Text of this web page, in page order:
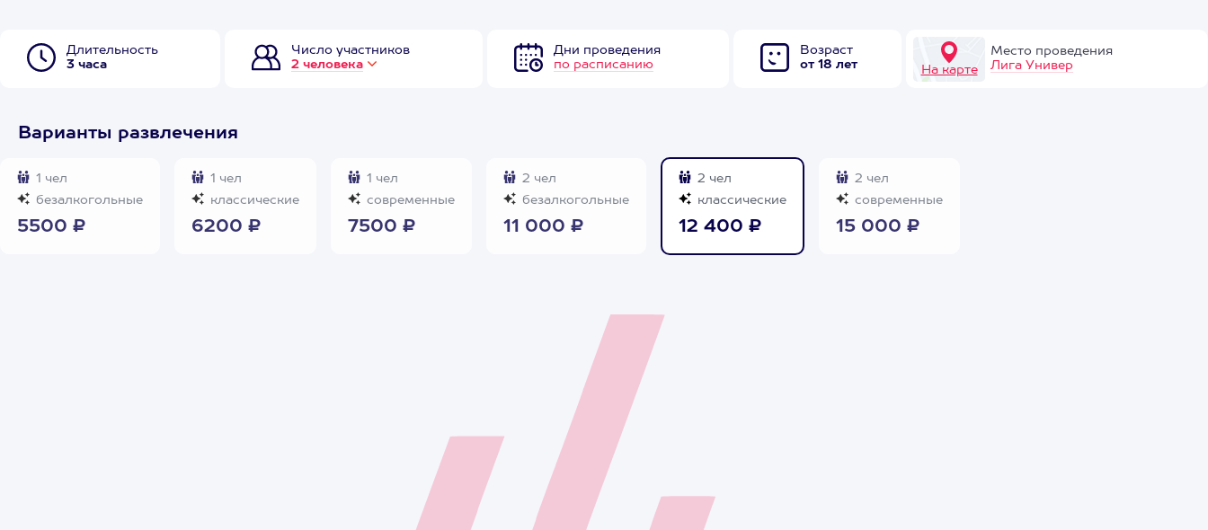
Длительность
3 часа
Число участников
2 человека
Дни проведения
по расписанию
Возраст
от 18 лет
На карте
Место проведения
Лига Универ
Варианты развлечения
1 чел
безалкогольные
5500 ₽
1 чел
классические
6200 ₽
1 чел
современные
7500 ₽
2 чел
безалкогольные
11 000 ₽
2 чел
классические
12 400 ₽
2 чел
современные
15 000 ₽